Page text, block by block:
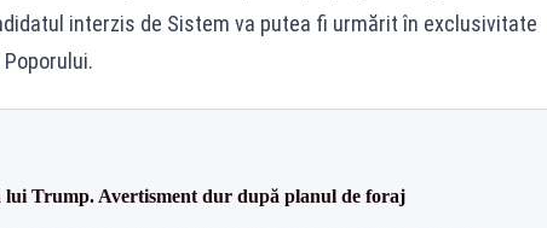
interzis de Sistem va putea fi urmărit în exclusivitate
Poporului.
lui Trump. Avertisment dur după planul de foraj